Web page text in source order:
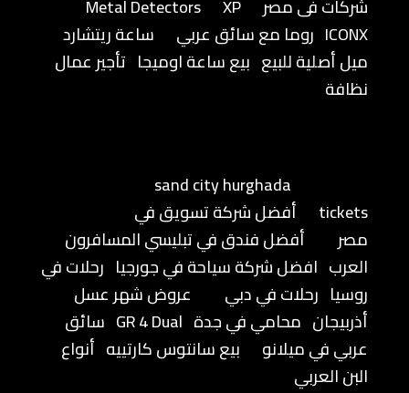
شركات فى مصر
Metal Detectors
XP
ICONX روما مع سائق عربي
ساعة ريتشارد
ميل أصلية للبيع بيع ساعة اوميجا تأجير عمال
نظافة
sand city hurghada
tickets
أفضل شركة تسويق في
مصر
أفضل فندق في تبليسي المسافرون
العرب افضل شركة سياحة في جورجيا رحلات في
روسيا رحلات في دبي
عروض شهر عسل
أذربيجان محامي في جدة GR 4 Dual سائق
عربي في ميلانو
بيع سانتوس كارتييه أنواع
البن العربي